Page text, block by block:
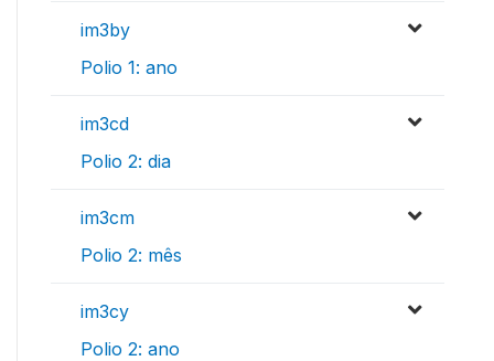
im3by
Polio 1: ano
im3cd
Polio 2: dia
im3cm
Polio 2: mês
im3cy
Polio 2: ano